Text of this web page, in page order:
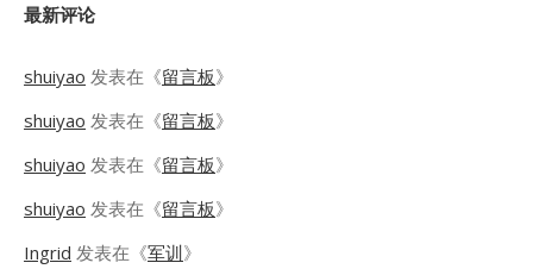
最新评论
shuiyao 发表在《留言板》
shuiyao 发表在《留言板》
shuiyao 发表在《留言板》
shuiyao 发表在《留言板》
Ingrid 发表在《军训》